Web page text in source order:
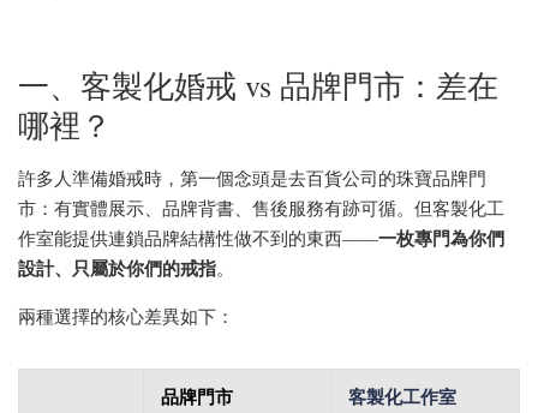
一、客製化婚戒 vs 品牌門市：差在
哪裡？
許多人準備婚戒時，第一個念頭是去百貨公司的珠寶品牌門
市：有實體展示、品牌背書、售後服務有跡可循。但客製化工
作室能提供連鎖品牌結構性做不到的東西——一枚專門為你們
設計、只屬於你們的戒指。
兩種選擇的核心差異如下：
品牌門市 客製化工作室